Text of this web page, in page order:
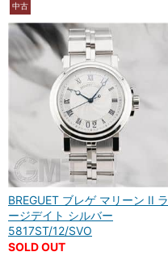
中古
BREGUET ブレゲ マリーン II ラ
ージデイト シルバー
5817ST/12/SVO
SOLD OUT